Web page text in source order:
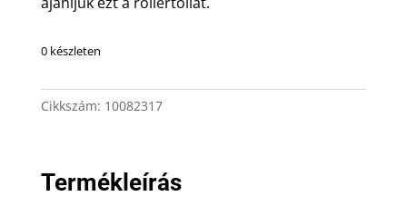
0 készleten
Cikkszám: 10082317
Termékleírás